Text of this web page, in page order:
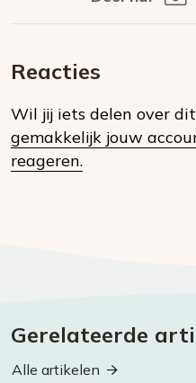
Reacties
Wil jij iets delen over
gemakkelijk jouw
reageren.
Gerelateerde
Alle artikelen